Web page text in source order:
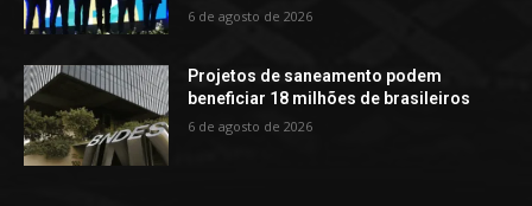
6 de agosto de 2026
Projetos de saneamento podem
beneficiar 18 milhões de brasileiros
6 de agosto de 2026